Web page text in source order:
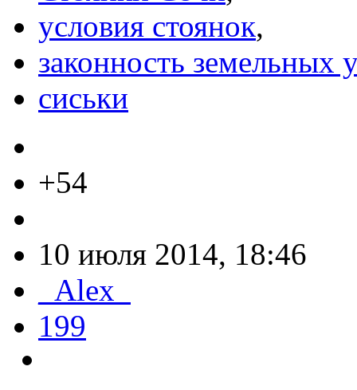
условия стоянок,
законность земельных
сиськи
+54
10 июля 2014, 18:46
_Alex_
199